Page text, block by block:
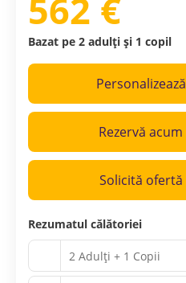
562 €
Bazat pe 2 adulți și 1 copil
Personalizează
Rezervă acum
Solicită ofertă
Rezumatul călătoriei
2 Adulți + 1 Copii